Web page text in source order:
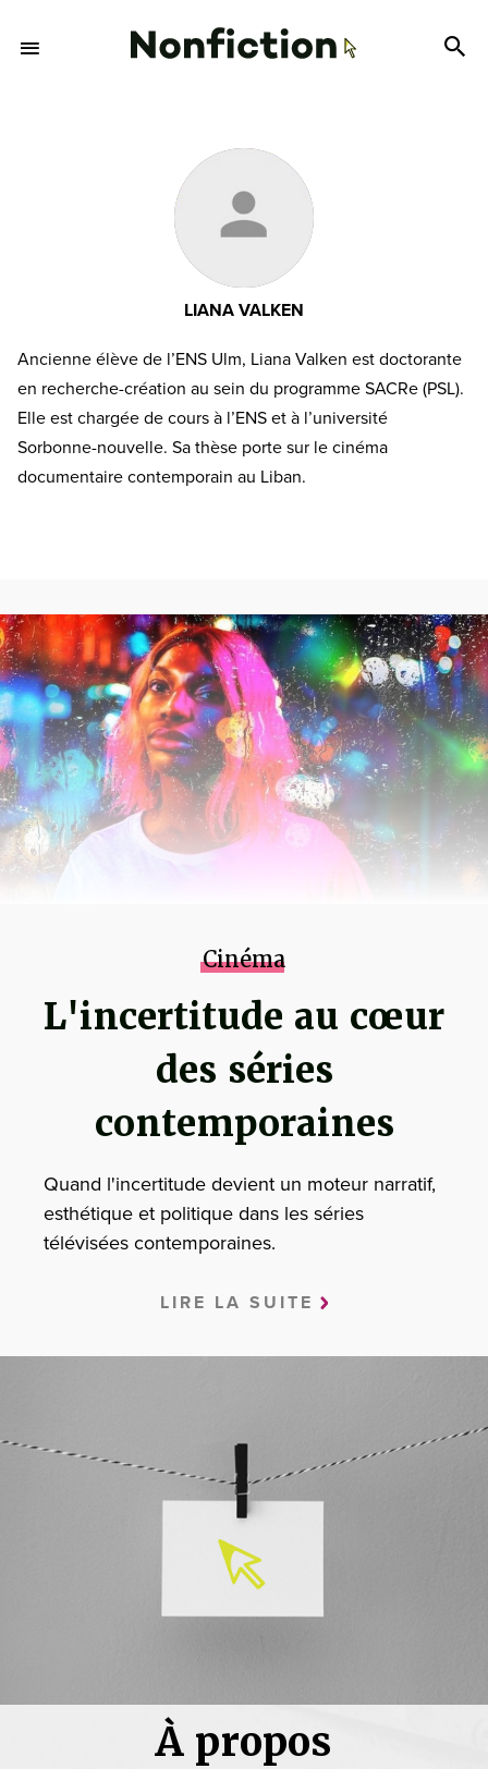
LIANA VALKEN
Ancienne élève de l’ENS Ulm, Liana Valken est doctorante
en recherche-création au sein du programme SACRe (PSL).
Elle est chargée de cours à l’ENS et à l’université
Sorbonne-nouvelle. Sa thèse porte sur le cinéma
documentaire contemporain au Liban.
Cinéma
L'incertitude au cœur
des séries
contemporaines
Quand l'incertitude devient un moteur narratif,
esthétique et politique dans les séries
télévisées contemporaines.
LIRE LA SUITE
À propos